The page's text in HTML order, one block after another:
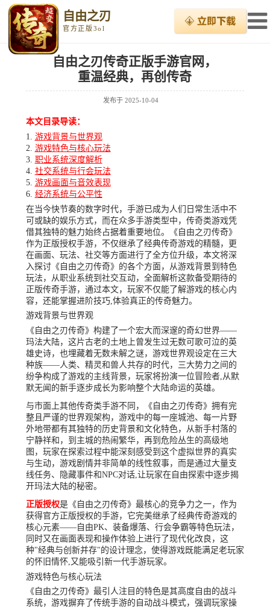
自由之刃
官方正版3ol
自由之刃传奇正版手游官网，
重温经典，再创传奇
发布于2025-10-04
本文目录导读：
游戏背景与世界观
游戏特色与核心玩法
职业系统深度解析
社交系统与行会玩法
游戏画面与音效表现
经济系统与公平性
在当今快节奏的数字时代，手游已成为人们日常生活中不
可或缺的娱乐方式，而在众多手游类型中，传奇类游戏凭
借其独特的魅力始终占据着重要地位。《自由之刃传奇》
作为正版授权手游，不仅继承了经典传奇游戏的精髓，更
在画面、玩法、社交等方面进行了全方位升级，本文将深
入探讨《自由之刃传奇》的各个方面，从游戏背景到特色
玩法，从职业系统到社交互动，全面解析这款备受期待的
正版传奇手游，通过本文，玩家不仅能了解游戏的核心内
容，还能掌握进阶技巧,体验真正的传奇魅力。
游戏背景与世界观
《自由之刃传奇》构建了一个宏大而深邃的奇幻世界——
玛法大陆，这片古老的土地上曾发生过无数可歌可泣的英
雄史诗，也埋藏着无数未解之谜，游戏世界观设定在三大
种族——人类、精灵和兽人共存的时代，三大势力之间的
纷争构成了游戏的主线背景，玩家将扮演一位冒险者,从默
默无闻的新手逐步成长为影响整个大陆命运的英雄。
与市面上其他传奇类手游不同，《自由之刃传奇》拥有完
整且严谨的世界观架构，游戏中的每一座城池、每一片野
外地带都有其独特的历史背景和文化特色，从新手村落的
宁静祥和，到主城的热闹繁华，再到危险丛生的高级地
图，玩家在探索过程中能深刻感受到这个虚拟世界的真实
与生动，游戏剧情并非简单的线性叙事，而是通过大量支
线任务、隐藏事件和NPC对话,让玩家在自由探索中逐步揭
开玛法大陆的秘密。
正版授权是《自由之刃传奇》最核心的竞争力之一，作为
获得官方正版授权的手游，它完美继承了经典传奇游戏的
核心元素——自由PK、装备爆落、行会争霸等特色玩法，
同时又在画面表现和操作体验上进行了现代化改良，这
种"经典与创新并存"的设计理念，使得游戏既能满足老玩家
的怀旧情怀,又能吸引新一代手游玩家。
游戏特色与核心玩法
《自由之刃传奇》最引人注目的特色是其高度自由的战斗
系统，游戏摒弃了传统手游的自动战斗模式，强调玩家操